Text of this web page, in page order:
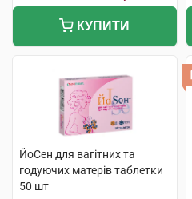
КУПИТИ
ЙоСен для вагітних та
годуючих матерів таблетки
50 шт